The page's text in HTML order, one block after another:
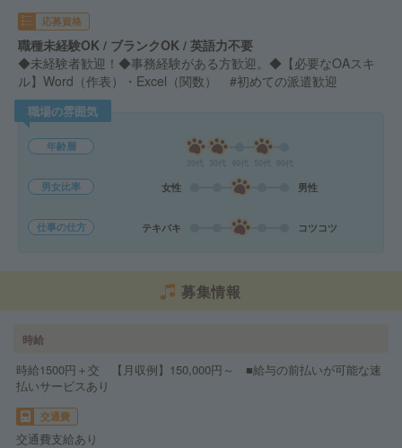
応募資格
職種未経験OK / ブランクOK / 英語力不要
◆未経験者歓迎！◆事務経験がある方歓迎。◆【必要なOAスキ
ル】Word（作表）・Excel（関数） #初めての派遣歓迎
職場の雰囲気
年齢層
男女比率 女性 男性
仕事の仕方 テキパキ コツコツ
募集情報
時給
時給1500円＋交 【月収例】150,000円～ ■給与の前払いが可能な速
払いサービスあり
交通費
交通費支給あり